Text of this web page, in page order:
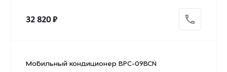
32 820 ₽
Мобильный кондиционер BPC-09BCN